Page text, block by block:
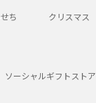
ち クリスマス
ソーシャルギフトストア